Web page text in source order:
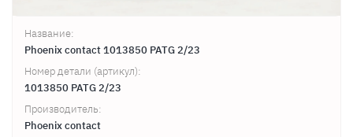
Название:
Phoenix contact 1013850 PATG 2/23
Номер детали (артикул):
1013850 PATG 2/23
Производитель:
Phoenix contact